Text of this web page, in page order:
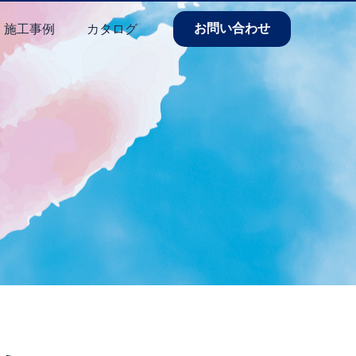
施工事例 カタログ お問い合わせ